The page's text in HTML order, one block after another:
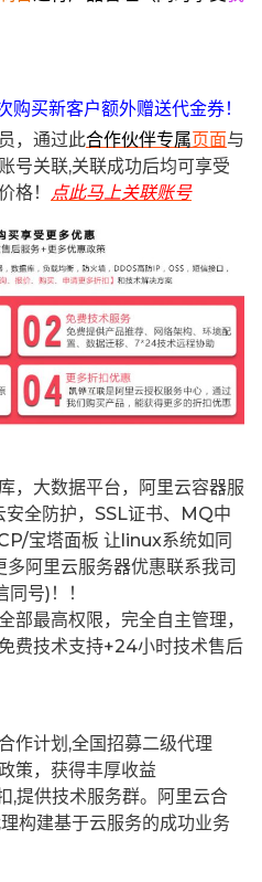
购买新客户额外赠送代金券！
，通过此合作伙伴专属页面与
号关联,关联成功后均可享受
格！
点此马上关联账号
，大数据平台，阿里云容器服
全防护，SSL证书、MQ中
宝塔面板 让 linux系统如同
阿里云服务器优惠联系我司
同号)！！
部最高权限，完全自主管理，
费技术支持+24小时技术售后
作计划,全国招募二级代理
策，获得丰厚收益
,提供技术服务群。阿里云合
构建基于云服务的成功业务